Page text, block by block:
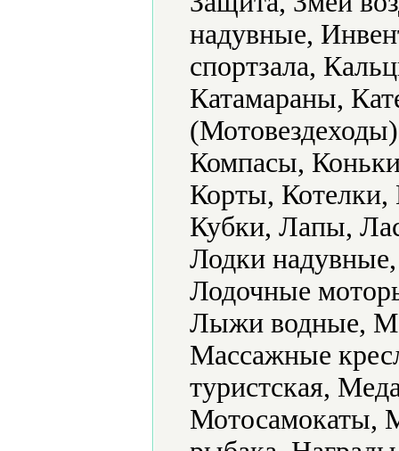
надувные,
спортзала,
Катамараны,
Компасы,
Корты,
Кубки, Лапы,
Лодки
Лодочные
Лыжи водные,
Массажные
туристская,
Мотосамокаты,